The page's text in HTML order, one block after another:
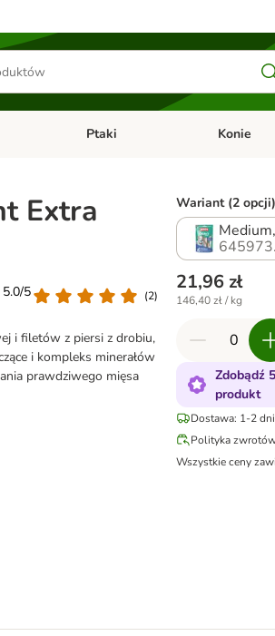
Małe zwierzętaOtwórz menu kategorii: Akwarystyka
Ptaki Otwórz
Konie
Extra
5
(2)
i filetów z piersi z drobiu,
i kompleks minerałów
prawdziwego mięsa
Wariant (2 opcji)
21,96 zł
146,40 zł / kg
Zdobądź
produkt
Dostawa: 1-2
Polityka
Wszystkie ceny